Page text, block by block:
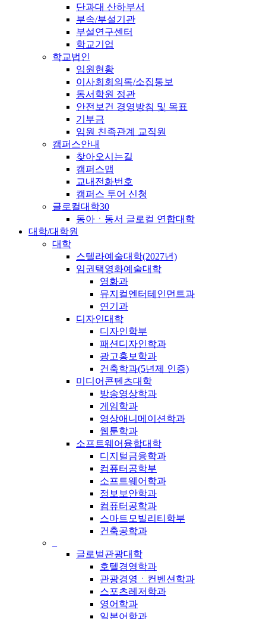
단과대 산하부서
부속/부설기관
부설연구센터
학교기업
학교법인
임원현황
이사회회의록/소집통보
동서학원 정관
안전보건 경영방침 및 목표
기부금
임원 친족관계 교직원
캠퍼스안내
찾아오시는길
캠퍼스맵
교내전화번호
캠퍼스 투어 신청
글로컬대학30
동아ㆍ동서 글로컬 연합대학
대학/대학원
대학
스텔라예술대학(2027년)
임권택영화예술대학
영화과
뮤지컬엔터테인먼트과
연기과
디자인대학
디자인학부
패션디자인학과
광고홍보학과
건축학과(5년제 인증)
미디어콘텐츠대학
방송영상학과
게임학과
영상애니메이션학과
웹툰학과
소프트웨어융합대학
디지털금융학과
컴퓨터공학부
소프트웨어학과
정보보안학과
컴퓨터공학과
스마트모빌리티학부
건축공학과
글로벌관광대학
호텔경영학과
관광경영ㆍ컨벤션학과
스포츠레저학과
영어학과
일본어학과